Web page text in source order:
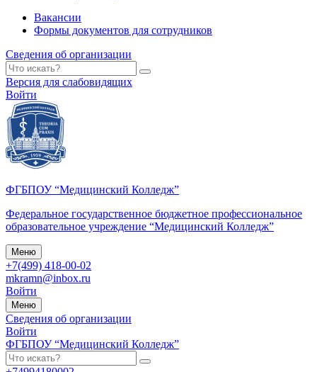
Вакансии
Формы документов для сотрудников
Сведения об организации
Версия для слабовидящих
Войти
ФГБПОУ “Медицинский Колледж”
Федеральное государственное бюджетное профессиональное
образовательное учреждение “Медицинский Колледж”
Меню
+7(499) 418-00-02
mkramn@inbox.ru
Войти
Меню
Сведения об организации
Войти
ФГБПОУ “Медицинский Колледж”